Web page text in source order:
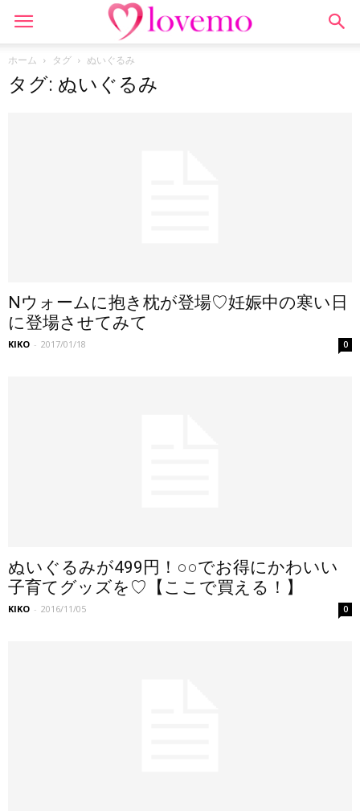
ホーム タグ ぬいぐるみ
タグ: ぬいぐるみ
Nウォームに抱き枕が登場♡妊娠中の寒い日
に登場させてみて
KIKO - 2017/01/18 0
ぬいぐるみが499円！○○でお得にかわいい
子育てグッズを♡【ここで買える！】
KIKO - 2016/11/05 0